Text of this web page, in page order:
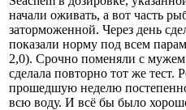
начали оживать, а вот часть
заторможенной. Через день
показали норму под всем
2,0). Срочно поменяли с
сделала повторно тот же тест.
прошедшую неделю
всю воду. И всё бы было